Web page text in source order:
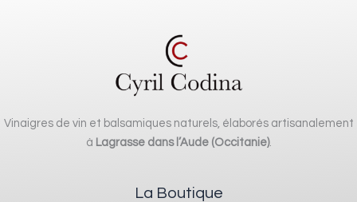
Vinaigres de vin et balsamiques naturels, élaborés artisanalement
à Lagrasse dans l’Aude (Occitanie).
La Boutique